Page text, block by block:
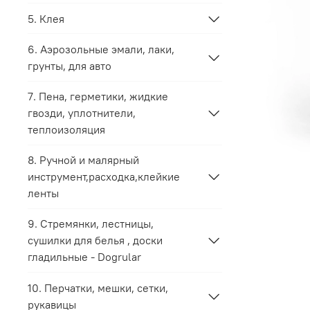
5. Клея
6. Аэрозольные эмали, лаки,
грунты, для авто
7. Пена, герметики, жидкие
гвозди, уплотнители,
теплоизоляция
8. Ручной и малярный
инструмент,расходка,клейкие
ленты
9. Стремянки, лестницы,
сушилки для белья , доски
гладильные - Dogrular
10. Перчатки, мешки, сетки,
рукавицы